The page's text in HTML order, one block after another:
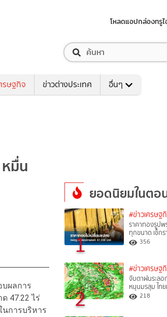
โหลดแอปกล่องทรู
รษฐกิจ ข่าวต่างประเทศ อื่นๆ
มื่น
ผลการ
47.22 ไร่
การบริหาร
ยอดนิยมในตอ
1
#ข่าวเศรษฐ
ราคาทองรูป
ทุกขนาด เช็ก
356
2
#ข่าวเศรษฐ
จับตาฝนระล
หนุนมรสุม ไท
218